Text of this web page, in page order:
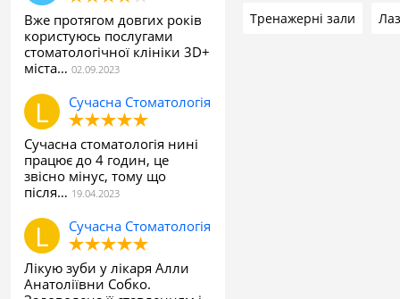
Вже протягом довгих років
користуюсь послугами
стоматологічної клініки 3D+
міста…
Сучасна Стоматологія
Сучасна стоматологія нині
працює до 4 годин, це
звісно мінус, тому що
після…
Сучасна Стоматологія
Лікую зуби у лікаря Алли
Анатоліївни Собко.
Тренажерні зали